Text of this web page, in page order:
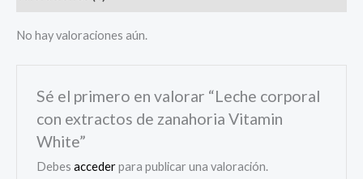
No hay valoraciones aún.
Sé el primero en valorar “Leche corporal
con extractos de zanahoria Vitamin
White”
Debesaccederpara publicar una valoración.